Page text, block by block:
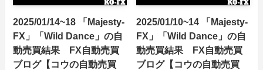
2025/01/14~18 「Majesty-
FX」「Wild Dance」の自
動売買結果 FX自動売買
ブログ【コウの自動売買
2025/01/10~14 「Majesty-
FX」「Wild Dance」の自
動売買結果 FX自動売買
ブログ【コウの自動売買